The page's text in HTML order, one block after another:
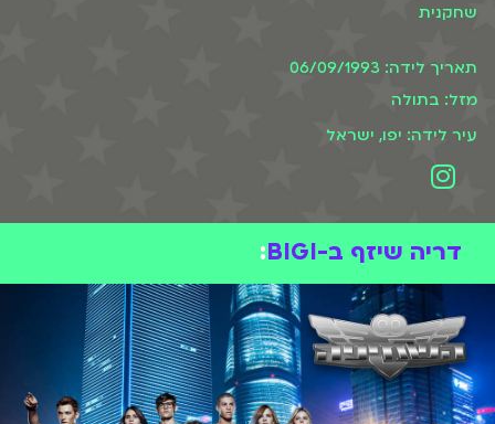
שחקנית
תאריך לידה: 06/09/1993
מזל: בתולה
עיר לידה: יפו, ישראל
דריה שיזף ב-BIGI :